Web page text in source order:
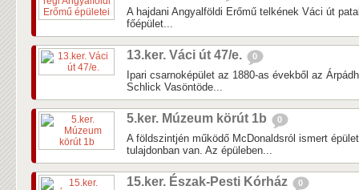
A hajdani Angyalföldi Erőmű telkének Váci út
főépület...
13.ker. Váci út 47/e. 0
Ipari csarnoképület az 1880-as évekből az
Schlick Vasöntöde...
5.ker. Múzeum körút 1b 0
A földszintjén működő McDonaldsról ismert
tulajdonban van. Az épüleben...
15.ker. Észak-Pesti Kórház 0